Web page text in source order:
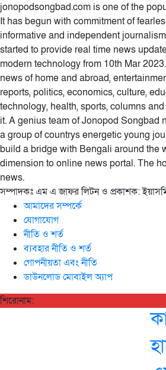
jonopodsongbad.com is one of the
It has begun with commitment of
informative and independent
started to provide real time news
modern technology from 10th Mar
news of home and abroad,
reports, politics, economics, culture,
technology, health, sports, columns
it. A genius team of Jonopod Songbad
a group of countrys energetic young
build a bridge with Bengali around the
dimension to online news portal. The
news.
সম্পাদকঃ এম এ জাফর লিটন ও প্রকাশক:
আমাদের সম্পর্কে
যোগাযোগ
নীতি ও শর্ত
ব্যবহার নীতি ও শর্ত
গোপনীয়তা এবং নীতি
ডাউনলোড মোবাইল অ্যাপ
শিরোনাম: